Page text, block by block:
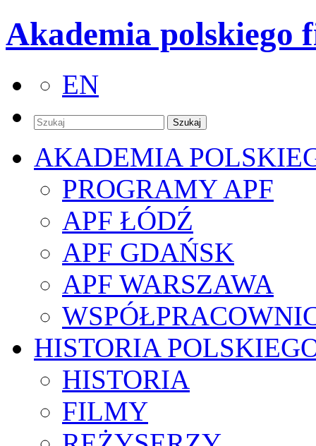
Akademia polskiego
EN
AKADEMIA
PROGRAMY APF
APF ŁÓDŹ
APF GDAŃSK
APF WARSZAWA
HISTORIA
HISTORIA
FILMY